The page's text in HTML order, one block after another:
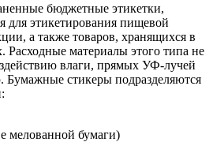
бюджетные этикетки,
для этикетирования пищевой
а также товаров, хранящихся в
Расходные материалы этого типа не
влаги, прямых УФ-лучей
Бумажные стикеры подразделяются
мелованной бумаги)